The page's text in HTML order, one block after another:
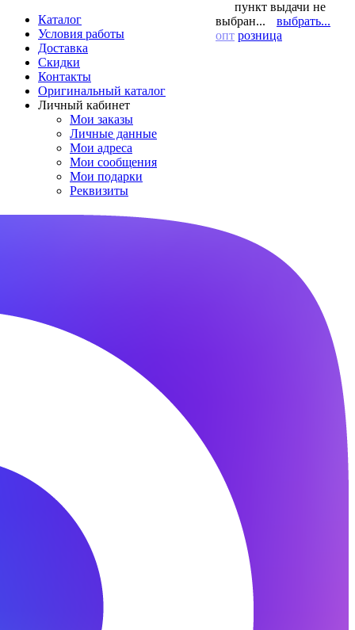
Каталог
Условия работы
Доставка
Скидки
Контакты
Оригинальный каталог
Личный кабинет
Мои заказы
Личные данные
Мои адреса
Мои сообщения
Мои подарки
Реквизиты
пункт выдачи не
выбран...
выбрать...
опт розница